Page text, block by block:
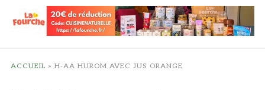
ACCUEIL » H-AA HUROM AVEC JUS ORANGE